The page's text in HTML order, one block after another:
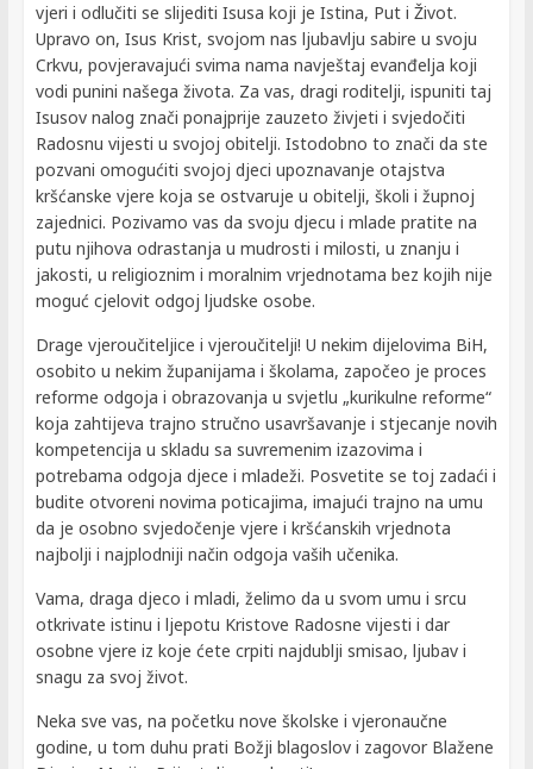
vjeri i odlučiti se slijediti Isusa koji je Istina, Put i Život.
Upravo on, Isus Krist, svojom nas ljubavlju sabire u svoju
Crkvu, povjeravajući svima nama navještaj evanđelja koji
vodi punini našega života. Za vas, dragi roditelji, ispuniti taj
Isusov nalog znači ponajprije zauzeto živjeti i svjedočiti
Radosnu vijesti u svojoj obitelji. Istodobno to znači da ste
pozvani omogućiti svojoj djeci upoznavanje otajstva
kršćanske vjere koja se ostvaruje u obitelji, školi i župnoj
zajednici. Pozivamo vas da svoju djecu i mlade pratite na
putu njihova odrastanja u mudrosti i milosti, u znanju i
jakosti, u religioznim i moralnim vrjednotama bez kojih nije
moguć cjelovit odgoj ljudske osobe.
Drage vjeroučiteljice i vjeroučitelji! U nekim dijelovima BiH,
osobito u nekim županijama i školama, započeo je proces
reforme odgoja i obrazovanja u svjetlu „kurikulne reforme“
koja zahtijeva trajno stručno usavršavanje i stjecanje novih
kompetencija u skladu sa suvremenim izazovima i
potrebama odgoja djece i mladeži. Posvetite se toj zadaći i
budite otvoreni novima poticajima, imajući trajno na umu
da je osobno svjedočenje vjere i kršćanskih vrjednota
najbolji i najplodniji način odgoja vaših učenika.
Vama, draga djeco i mladi, želimo da u svom umu i srcu
otkrivate istinu i ljepotu Kristove Radosne vijesti i dar
osobne vjere iz koje ćete crpiti najdublji smisao, ljubav i
snagu za svoj život.
Neka sve vas, na početku nove školske i vjeronaučne
godine, u tom duhu prati Božji blagoslov i zagovor Blažene